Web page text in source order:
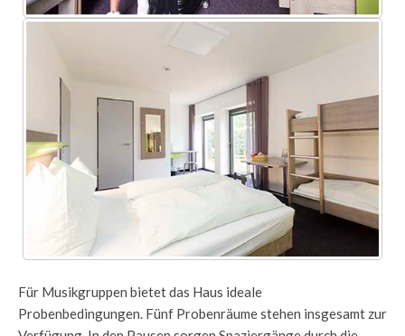
Für Musikgruppen bietet das Haus ideale
Probenbedingungen. Fünf Probenräume stehen insgesamt zur